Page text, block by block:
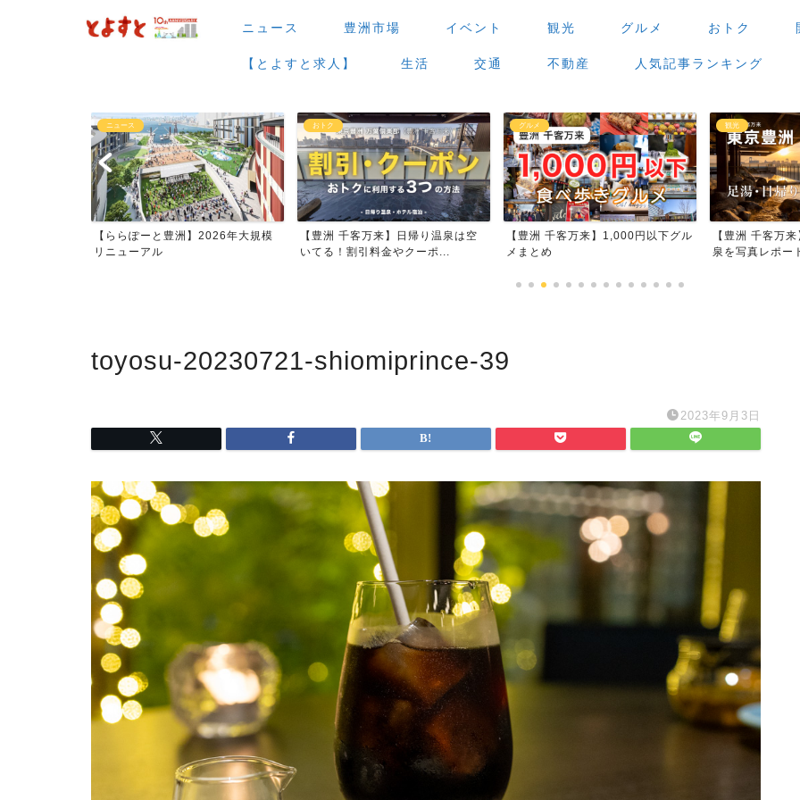
ニュース 豊洲市場 イベント 観光 グルメ おトク
【とよすと求人】 生活 交通 不動産 人気記事ランキング
ニュース
【ららぽーと豊洲】2026年大規模
リニューアル
おトク
【豊洲 千客万来】日帰り温泉は空
いてる！割引料金やクーポ...
グルメ
【豊洲 千客万来】1,000円以下グル
メまとめ
観光
【豊洲 千客万
泉を写真レポー
toyosu-20230721-shiomiprince-39
2023年9月3日